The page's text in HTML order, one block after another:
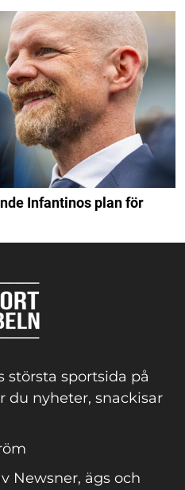
Infantinos plan för
största sportsida på
du nyheter, snackisar
Newsner, ägs och